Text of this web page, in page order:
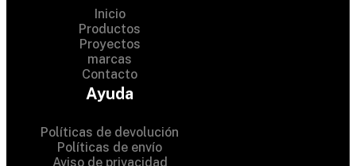
Inicio
Productos
Proyectos
marcas
Contacto
Ayuda
Políticas de devolución
Políticas de envío
Aviso de privacidad